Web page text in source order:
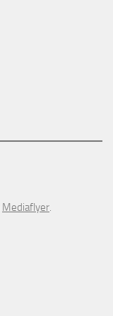
Mediaflyer.